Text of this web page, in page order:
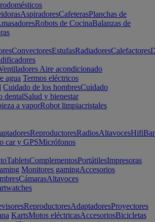
AspiradoresCafeterasPlanchas de
Robots de CocinaBalanzas de
ConvectoresEstufasRadiadoresCalefactores
Aire acondicionado
agua Termos eléctricos
Cuidado de los hombresCuidado
dentalSalud y bienestar
a vaporRobot limpiacristales
ReproductoresRadiosAltavocesHifi
car y GPSMicrófonos
TabletsComplementosPortátilesImpresoras
Monitores gamingAccesorios
CámarasAltavoces
ReproductoresAdaptadoresProyectores
KartsMotos eléctricasAccesoriosBicicletas